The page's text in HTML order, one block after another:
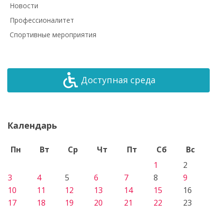
Новости
Профессионалитет
Спортивные мероприятия
Доступная среда
Календарь
Пн Вт Ср Чт Пт Сб
Вс
1
2
3
4 5 6 7 8
9
10
11 12 13 14 15
16
17
18 19 20 21 22 23